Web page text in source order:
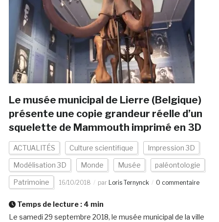
Le musée municipal de Lierre (Belgique)
présente une copie grandeur réelle d’un
squelette de Mammouth imprimé en 3D
ACTUALITÉS Culture scientifique Impression 3D
Modélisation 3D Monde Musée paléontologie
Patrimoine 16/10/2018 par Loris Ternynck 0 commentaire
Temps de lecture : 4 min
Le samedi 29 septembre 2018, le musée municipal de la ville